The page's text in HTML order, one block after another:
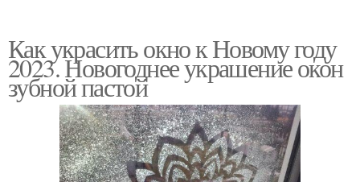
Как украсить окно к Новому году
2023. Новогоднее украшение окон
зубной пастой